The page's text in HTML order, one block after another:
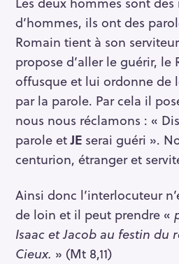
d’hommes, ils ont des
Romain tient à son
propose d’aller le guérir, le
offusque et lui ordonne de
par la parole. Par cela il
nous nous réclamons : «
parole etJE serai guéri ».
centurion, étranger et
Ainsi donc l’interlocuteur
de loin et il peut prendre «
Isaac et Jacob au festin du
Cieux. » (Mt 8,11)